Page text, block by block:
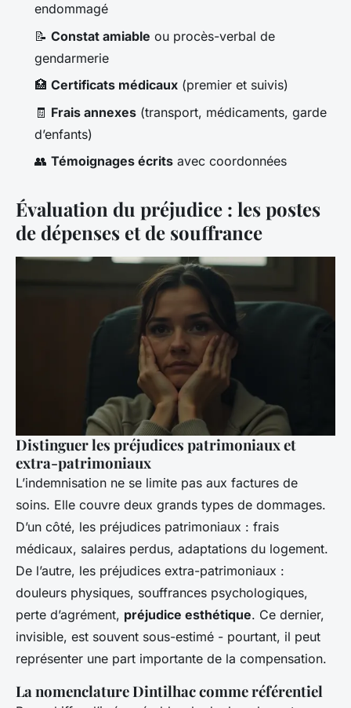
endommagé
📝 Constat amiable ou procès-verbal de
gendarmerie
🏥 Certificats médicaux (premier et suivis)
🧾 Frais annexes (transport, médicaments, garde
d’enfants)
👥 Témoignages écrits avec coordonnées
Évaluation du préjudice : les postes
de dépenses et de souffrance
Distinguer les préjudices patrimoniaux et
extra-patrimoniaux
L’indemnisation ne se limite pas aux factures de
soins. Elle couvre deux grands types de dommages.
D’un côté, les préjudices patrimoniaux : frais
médicaux, salaires perdus, adaptations du logement.
De l’autre, les préjudices extra-patrimoniaux :
douleurs physiques, souffrances psychologiques,
perte d’agrément, préjudice esthétique. Ce dernier,
invisible, est souvent sous-estimé - pourtant, il peut
représenter une part importante de la compensation.
La nomenclature Dintilhac comme référentiel